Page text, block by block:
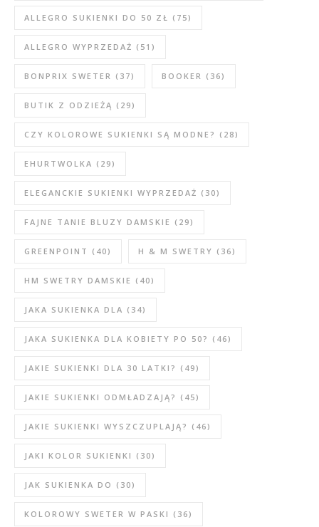
ALLEGRO SUKIENKI DO 50 ZŁ (75)
ALLEGRO WYPRZEDAŻ (51)
BONPRIX SWETER (37) BOOKER (36)
BUTIK Z ODZIEŻĄ (29)
CZY KOLOROWE SUKIENKI SĄ MODNE? (28)
EHURTWOLKA (29)
ELEGANCKIE SUKIENKI WYPRZEDAŻ (30)
FAJNE TANIE BLUZY DAMSKIE (29)
GREENPOINT (40) H & M SWETRY (36)
HM SWETRY DAMSKIE (40)
JAKA SUKIENKA DLA (34)
JAKA SUKIENKA DLA KOBIETY PO 50? (46)
JAKIE SUKIENKI DLA 30 LATKI? (49)
JAKIE SUKIENKI ODMŁADZAJĄ? (45)
JAKIE SUKIENKI WYSZCZUPLAJĄ? (46)
JAKI KOLOR SUKIENKI (30)
JAK SUKIENKA DO (30)
KOLOROWY SWETER W PASKI (36)